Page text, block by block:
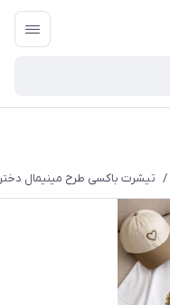
google-site-
/ تیشرت باکسی طرح مینیمال